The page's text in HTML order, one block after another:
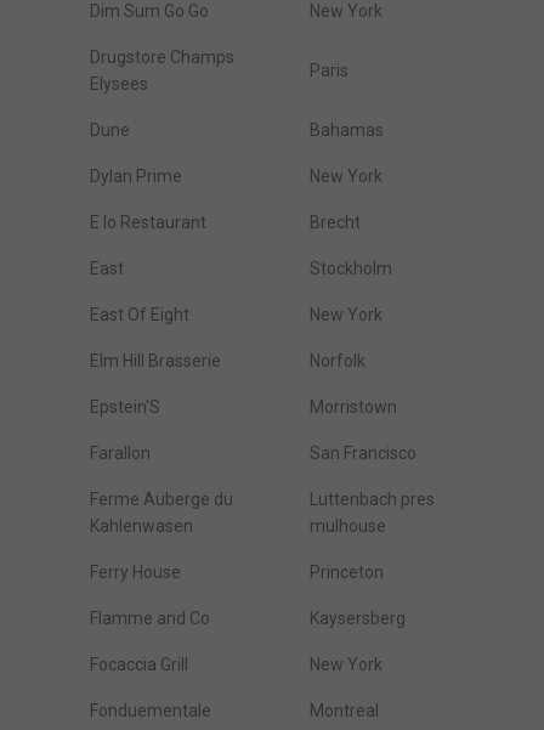
Dim Sum Go Go New York
Drugstore Champs
Elysees
Paris
Dune Bahamas
Dylan Prime New York
E Io Restaurant Brecht
East Stockholm
East Of Eight New York
Elm Hill Brasserie Norfolk
Epstein'S Morristown
Farallon San Francisco
Ferme Auberge du
Kahlenwasen
Luttenbach pres
mulhouse
Ferry House Princeton
Flamme and Co Kaysersberg
Focaccia Grill New York
Fonduementale Montreal